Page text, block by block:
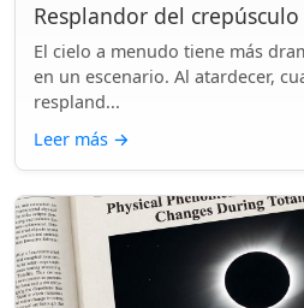
Resplandor del
El cielo a menudo tiene más
en un escenario. Al atardecer,
respland...
Leer más →